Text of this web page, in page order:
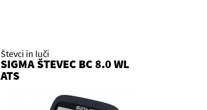
Števci in luči
SIGMA ŠTEVEC BC 8.0 WL
ATS